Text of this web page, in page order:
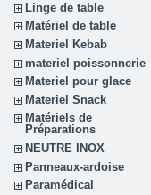
Linge de table
Matériel de table
Materiel Kebab
materiel poissonnerie
Materiel pour glace
Materiel Snack
Matériels de
Préparations
NEUTRE INOX
Panneaux-ardoise
Paramédical